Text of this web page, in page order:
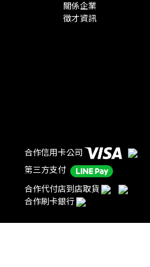
關係企業
徵才資訊
合作信用卡公司
第三方支付
合作代付店到店取貨
合作刷卡銀行